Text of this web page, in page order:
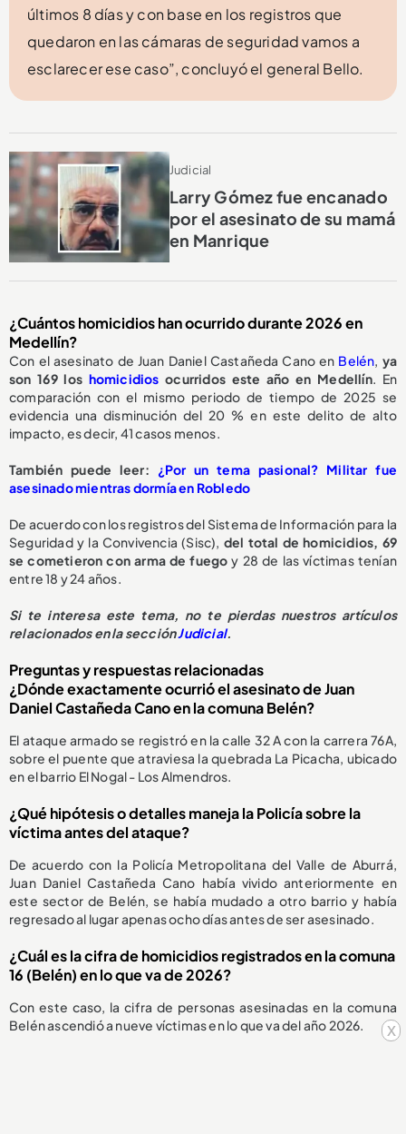
x
últimos 8 días y con base en los registros que
quedaron en las cámaras de seguridad vamos a
esclarecer ese caso”, concluyó el general Bello.
Judicial
Larry Gómez fue encanado
por el asesinato de su mamá
en Manrique
¿Cuántos homicidios han ocurrido durante 2026 en
Medellín?
Con el asesinato de Juan Daniel Castañeda Cano en Belén, ya
son 169 los homicidios ocurridos este año en Medellín. En
comparación con el mismo periodo de tiempo de 2025 se
evidencia una disminución del 20 % en este delito de alto
impacto, es decir, 41 casos menos.
También puede leer: ¿Por un tema pasional? Militar fue
asesinado mientras dormía en Robledo
De acuerdo con los registros del Sistema de Información para la
Seguridad y la Convivencia (Sisc), del total de homicidios, 69
se cometieron con arma de fuego y 28 de las víctimas tenían
entre 18 y 24 años.
Si te interesa este tema, no te pierdas nuestros artículos
relacionados en la secciónJudicial.
Preguntas y respuestas relacionadas
¿Dónde exactamente ocurrió el asesinato de Juan
Daniel Castañeda Cano en la comuna Belén?
El ataque armado se registró en la calle 32 A con la carrera 76A,
sobre el puente que atraviesa la quebrada La Picacha, ubicado
en el barrio El Nogal - Los Almendros.
¿Qué hipótesis o detalles maneja la Policía sobre la
víctima antes del ataque?
De acuerdo con la Policía Metropolitana del Valle de Aburrá,
Juan Daniel Castañeda Cano había vivido anteriormente en
este sector de Belén, se había mudado a otro barrio y había
regresado al lugar apenas ocho días antes de ser asesinado.
¿Cuál es la cifra de homicidios registrados en la comuna
16 (Belén) en lo que va de 2026?
Con este caso, la cifra de personas asesinadas en la comuna
Belén ascendió a nueve víctimas en lo que va del año 2026.